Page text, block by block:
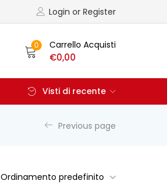
Login or Register
0 Carrello Acquisti
€0,00
Visti di recente
Previous page
Ordinamento predefinito